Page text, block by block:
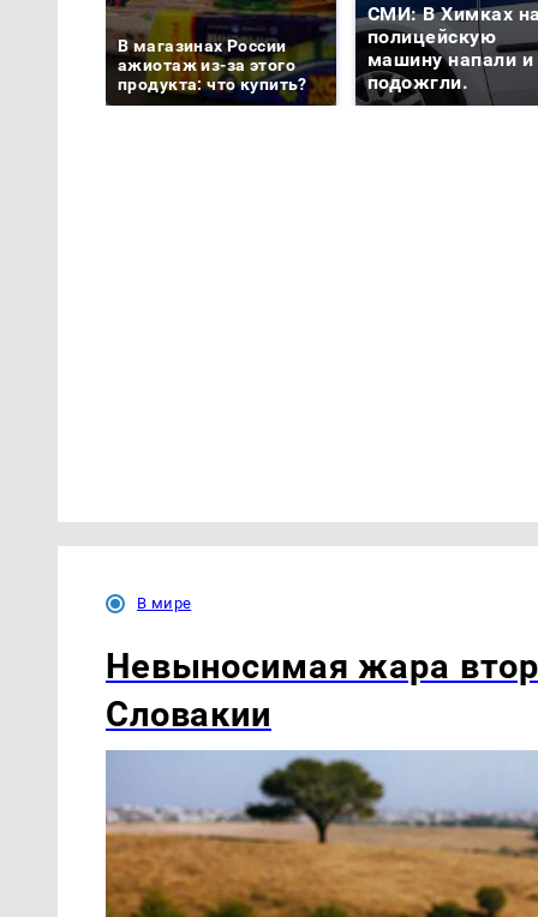
В магазинах России
ажиотаж из-за этого
продукта: что купить?
СМИ: В Химках
полицейскую
машину напали и
подожгли.
В мире
Невыносимая жара
Словакии